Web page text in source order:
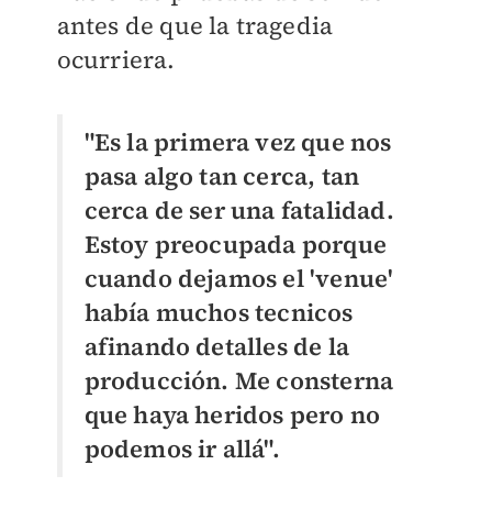
antes de que la tragedia
ocurriera.
"Es la primera vez que nos
pasa algo tan cerca, tan
cerca de ser una fatalidad.
Estoy preocupada porque
cuando dejamos el 'venue'
había muchos tecnicos
afinando detalles de la
producción. Me consterna
que haya heridos pero no
podemos ir allá".